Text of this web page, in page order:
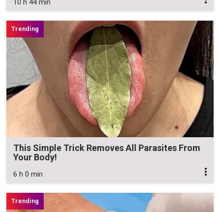
10 h 44 min
This Simple Trick Removes All Parasites From
Your Body!
6 h 0 min